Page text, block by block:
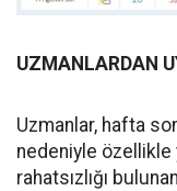
UZMANLARDAN
Uzmanlar, hafta
nedeniyle özellikle
rahatsızlığı